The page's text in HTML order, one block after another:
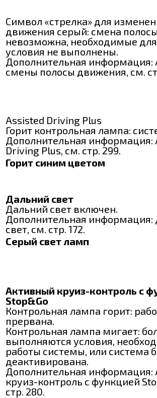
Символ «стрелка» для
движения серый: смена
невозможна, необходимые
условия не выполнены.
Дополнительная информация:
смены полосы движения, см.
Assisted Driving Plus
Горит контрольная лампа:
Дополнительная информация:
Driving Plus, см. стр. 299.
Горит синим цветом
Дальний свет
Дальний свет включен.
Дополнительная информация:
свет, см. стр. 172.
Серый свет ламп
Активный круиз-контроль с
Stop&Go
Контрольная лампа горит:
прервана.
Контрольная лампа мигает:
выполняются условия,
работы системы, или система
деактивирована.
Дополнительная информация:
круиз-контроль с функцией
стр. 280.